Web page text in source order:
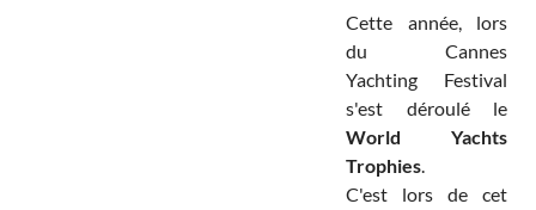
Cette année, lors
du Cannes
Yachting Festival
s'est déroulé le
World Yachts
Trophies.
C'est lors de cet